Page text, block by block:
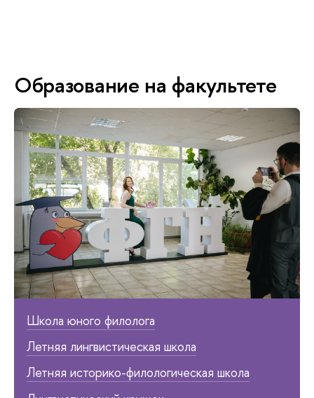
Образование на факультете
Школа юного филолога
Летняя лингвистическая школа
Летняя историко-филологическая школа